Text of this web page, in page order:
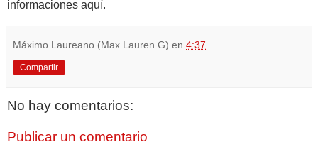
informaciones aquí.
Máximo Laureano (Max Lauren G) en 4:37
Compartir
No hay comentarios:
Publicar un comentario